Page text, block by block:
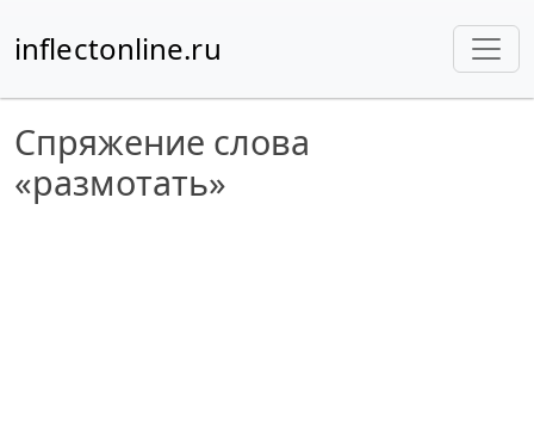
inflectonline.ru
Спряжение слова
«размотать»